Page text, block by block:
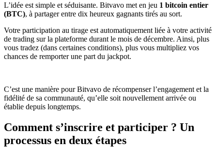
L’idée est simple et séduisante. Bitvavo met en jeu 1 bitcoin entier
(BTC), à partager entre dix heureux gagnants tirés au sort.
Votre participation au tirage est automatiquement liée à votre activité
de trading sur la plateforme durant le mois de décembre. Ainsi, plus
vous tradez (dans certaines conditions), plus vous multipliez vos
chances de remporter une part du jackpot.
C’est une manière pour Bitvavo de récompenser l’engagement et la
fidélité de sa communauté, qu’elle soit nouvellement arrivée ou
établie depuis longtemps.
Comment s’inscrire et participer ? Un
processus en deux étapes